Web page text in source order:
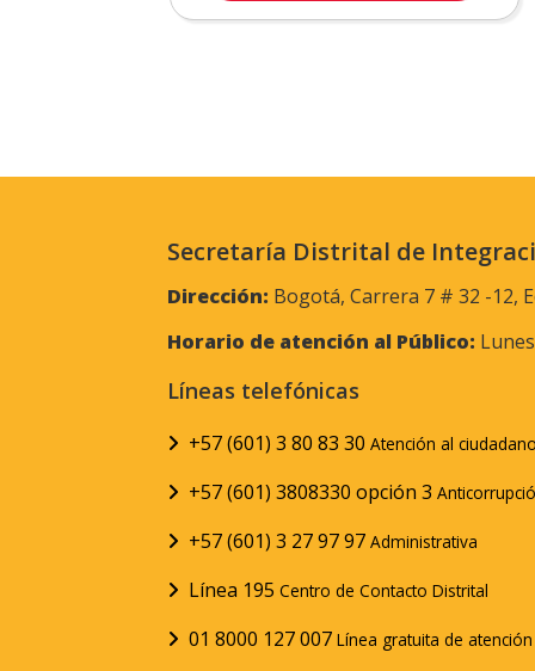
Secretaría Distrital de
Dirección: Bogotá, Carrera 7 # 32 -12,
Horario de atención al Público:
Líneas telefónicas
+57 (601) 3 80 83 30 Atención al
+57 (601) 3808330 opción 3
+57 (601) 3 27 97 97 Administrativa
Línea 195 Centro de Contacto Distrital
01 8000 127 007 Línea gratuita de